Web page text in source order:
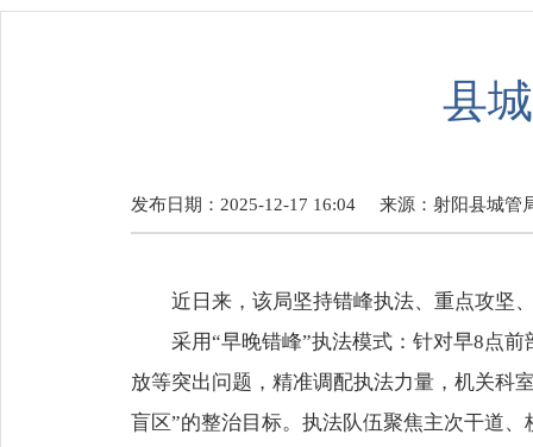
县
发布日期：2025-12-17 16:04 来源： 射阳县城管
近日来，该局坚持错峰执法、重点攻坚、
采用“早晚错峰”执法模式：针对早8点前
放等突出问题，精准调配执法力量，机关科
盲区”的整治目标。执法队伍聚焦主次干道